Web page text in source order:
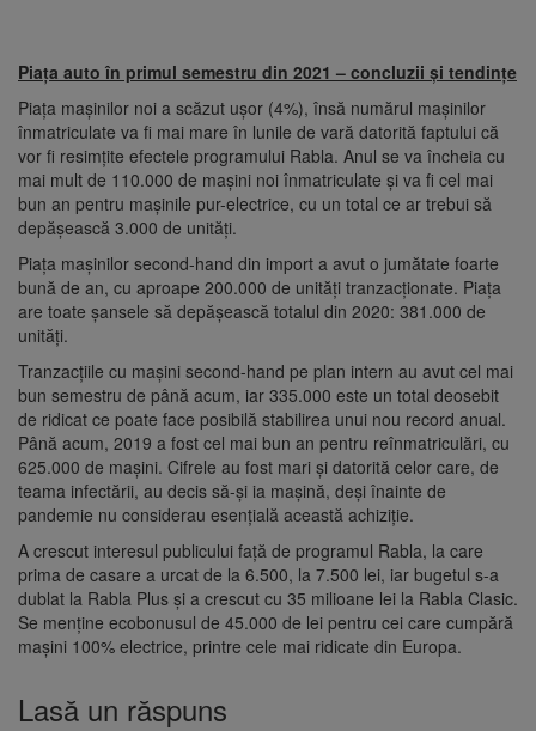
Piața auto în primul semestru din 2021 – concluzii și tendințe
Piața mașinilor noi a scăzut ușor (4%), însă numărul mașinilor
înmatriculate va fi mai mare în lunile de vară datorită faptului că
vor fi resimțite efectele programului Rabla. Anul se va încheia cu
mai mult de 110.000 de mașini noi înmatriculate și va fi cel mai
bun an pentru mașinile pur-electrice, cu un total ce ar trebui să
depășească 3.000 de unități.
Piața mașinilor second-hand din import a avut o jumătate foarte
bună de an, cu aproape 200.000 de unități tranzacționate. Piața
are toate șansele să depășească totalul din 2020: 381.000 de
unități.
Tranzacțiile cu mașini second-hand pe plan intern au avut cel mai
bun semestru de până acum, iar 335.000 este un total deosebit
de ridicat ce poate face posibilă stabilirea unui nou record anual.
Până acum, 2019 a fost cel mai bun an pentru reînmatriculări, cu
625.000 de mașini. Cifrele au fost mari și datorită celor care, de
teama infectării, au decis să-și ia mașină, deși înainte de
pandemie nu considerau esențială această achiziție.
A crescut interesul publicului față de programul Rabla, la care
prima de casare a urcat de la 6.500, la 7.500 lei, iar bugetul s-a
dublat la Rabla Plus și a crescut cu 35 milioane lei la Rabla Clasic.
Se menține ecobonusul de 45.000 de lei pentru cei care cumpără
mașini 100% electrice, printre cele mai ridicate din Europa.
Lasă un răspuns